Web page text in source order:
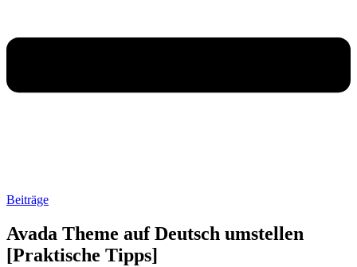
Beiträge
Avada Theme auf Deutsch umstellen
[Praktische Tipps]